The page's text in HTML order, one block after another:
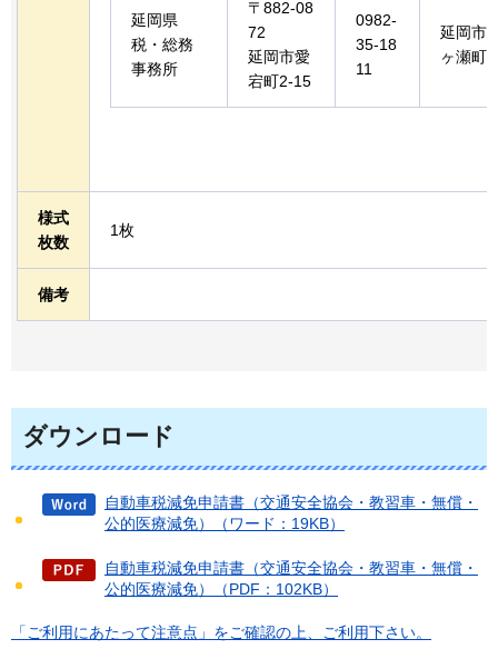
延岡県
税・総務
事務所
〒882-08
72
延岡市愛
宕町2-15
0982-
35-18
11
延岡市
ヶ瀬町
様式
枚数
1枚
備考
ダウンロード
自動車税減免申請書（交通安全協会・教習車・無償・
公的医療減免）（ワード：19KB）
自動車税減免申請書（交通安全協会・教習車・無償・
公的医療減免）（PDF：102KB）
「ご利用にあたって注意点」をご確認の上、ご利用下さい。